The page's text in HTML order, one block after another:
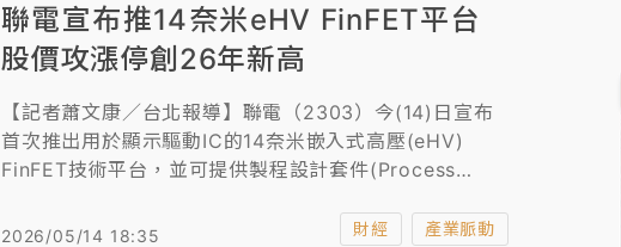
聯電宣布推14奈米eHV FinFET平台
股價攻漲停創26年新高
【記者蕭文康／台北報導】聯電（2303）今(14)日宣布
首次推出用於顯示驅動IC的14奈米嵌入式高壓(eHV)
FinFET技術平台，並可提供製程設計套件(Process
聯電12A廠完成驗證，可提升電源效率與效能，同時縮小
2026/05/14 18:35 財經 產業脈動